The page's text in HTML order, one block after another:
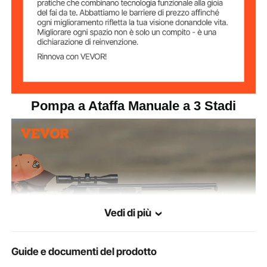
Larghezza Totale
Manico
10 "(25,4 cm)
Altezza Totale
Pompa a Ataffa Manuale a 3 Stadi
Vedi di più
Guide e documenti del prodotto